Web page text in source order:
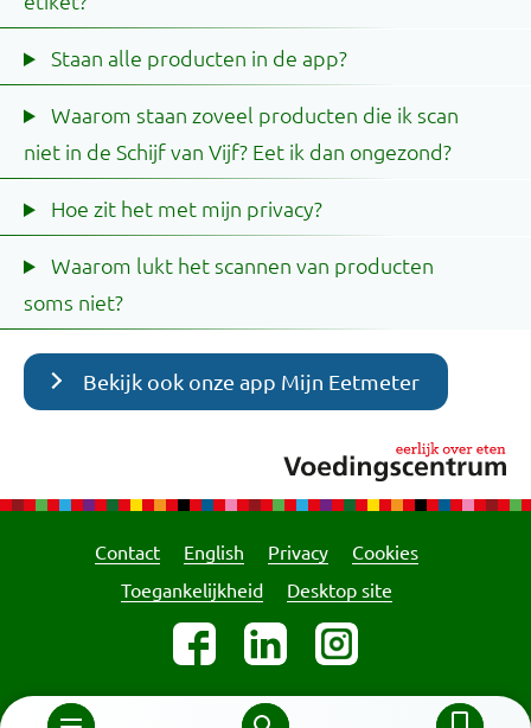
Staan alle producten in de app?
Waarom staan zoveel producten die ik scan
niet in de Schijf van Vijf? Eet ik dan ongezond?
Hoe zit het met mijn privacy?
Waarom lukt het scannen van producten
soms niet?
Bekijk ook onze app Mijn Eetmeter
Contact English Privacy
Cookies
Toegankelijkheid
Desktop site